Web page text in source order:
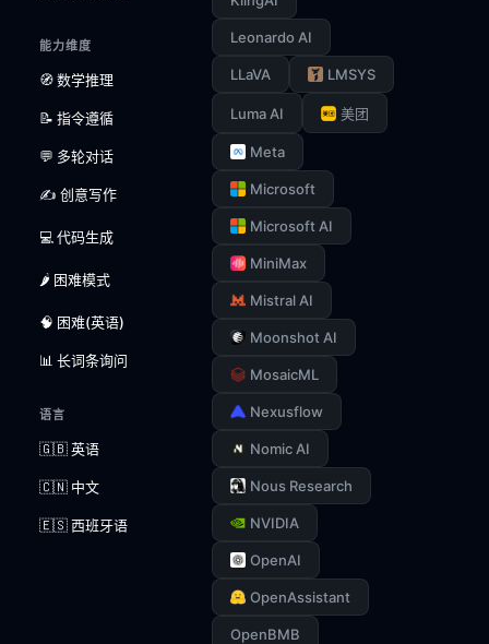
能力维度
🧭 数学推理
📝 指令遵循
💬 多轮对话
✍️ 创意写作
💻 代码生成
🌶️ 困难模式
🧠 困难(英语)
📊 长词条询问
语言
🇬🇧 英语
🇨🇳 中文
🇪🇸 西班牙语
Leonardo AI
LLaVA LMSYS
Luma AI 美团
Meta
Microsoft
Microsoft AI
MiniMax
Mistral AI
Moonshot AI
MosaicML
Nexusflow
Nomic AI
Nous Research
NVIDIA
OpenAI
OpenAssistant
OpenBMB